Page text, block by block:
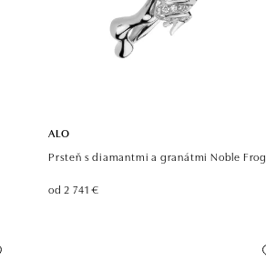
ALO
Prsteň s diamantmi a granátmi Noble Frog
od 2 741 €